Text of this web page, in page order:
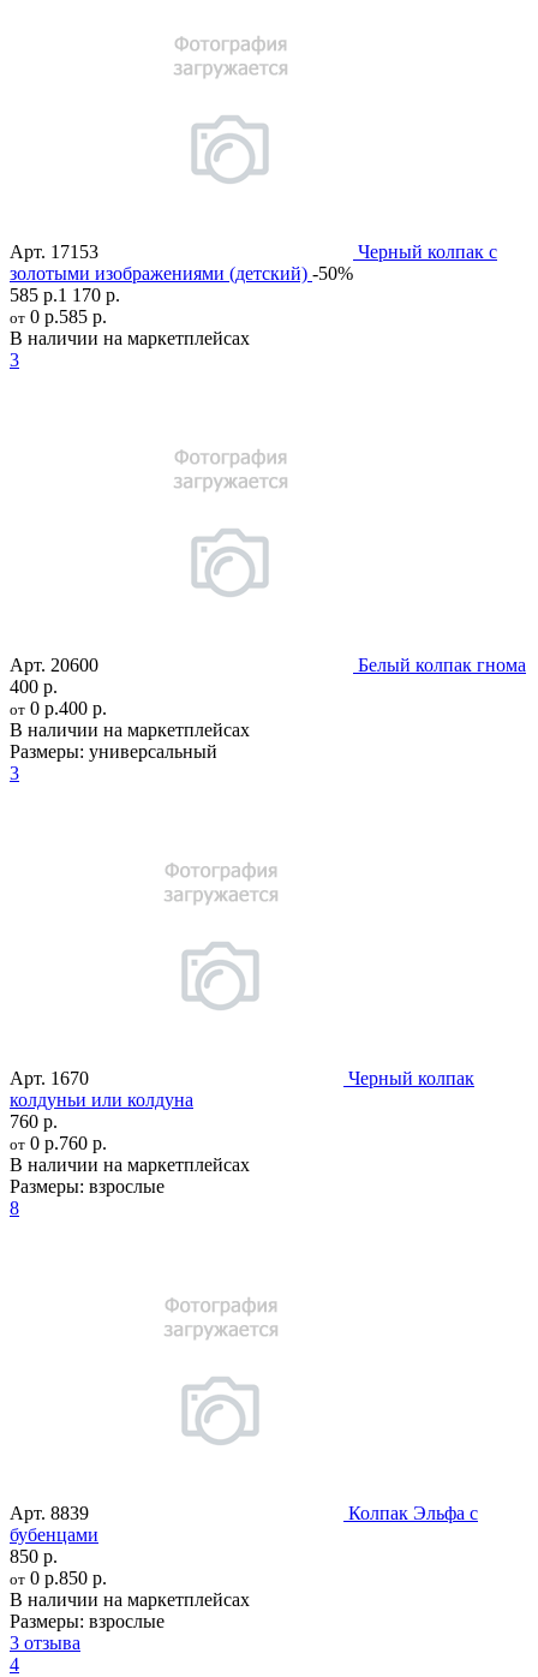
Арт. 17153
Черный колпак с
золотыми изображениями (детский) -50%
585 р.1 170 р.
от 0 р.585 р.
В наличии на маркетплейсах
3
Арт. 20600
Белый колпак гнома
400 р.
от 0 р.400 р.
В наличии на маркетплейсах
Размеры: универсальный
3
Арт. 1670
Черный колпак
колдуньи или колдуна
760 р.
от 0 р.760 р.
В наличии на маркетплейсах
Размеры: взрослые
8
Арт. 8839
Колпак Эльфа с
бубенцами
850 р.
от 0 р.850 р.
В наличии на маркетплейсах
Размеры: взрослые
3 отзыва
4